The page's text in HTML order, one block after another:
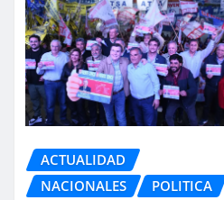
ACTUALIDAD
NACIONALES
POLITICA